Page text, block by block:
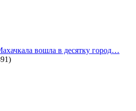
вошла в десятку город…